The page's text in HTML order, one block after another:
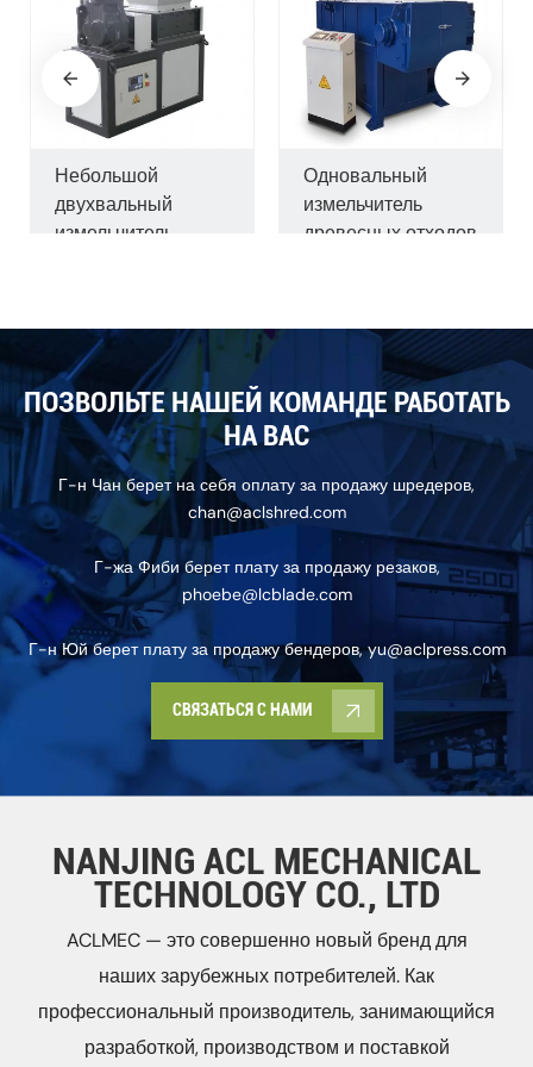
Небольшой
двухвальный
измельчитель
Одновальный
измельчитель
древесных отходов
ПОЗВОЛЬТЕ НАШЕЙ КОМАНДЕ РАБОТАТЬ
НА ВАС
Г-н Чан берет на себя оплату за продажу шредеров,
chan@aclshred.com
Г-жа Фиби берет плату за продажу резаков,
phoebe@lcblade.com
Г-н Юй берет плату за продажу бендеров, yu@aclpress.com
СВЯЗАТЬСЯ С НАМИ
NANJING ACL MECHANICAL
TECHNOLOGY CO., LTD
ACLMEC — это совершенно новый бренд для
наших зарубежных потребителей. Как
профессиональный производитель, занимающийся
разработкой, производством и поставкой